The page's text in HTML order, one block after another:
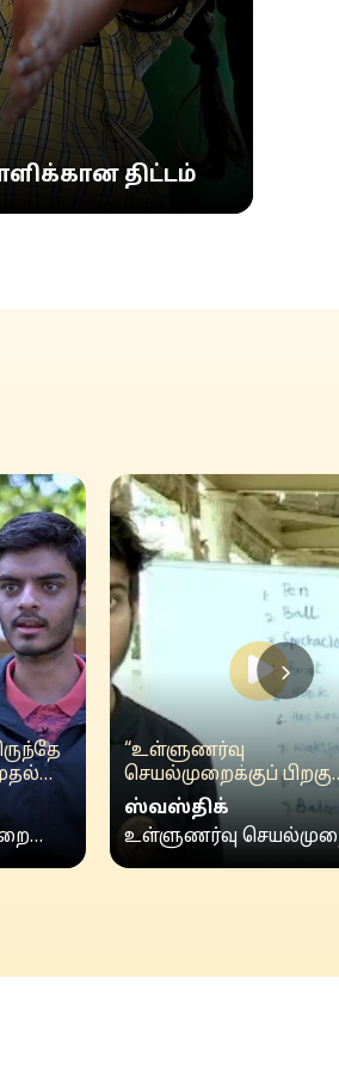
திட்டம்
“உள்ளுணர்வு
செயல்முறைக்குப் பிறகு
ஒளியின் வேகத்தில்
ஸ்வஸ்திக்
ஸ்வஸ்திக்
உள்ளுணர்வு
பட்டதாரி